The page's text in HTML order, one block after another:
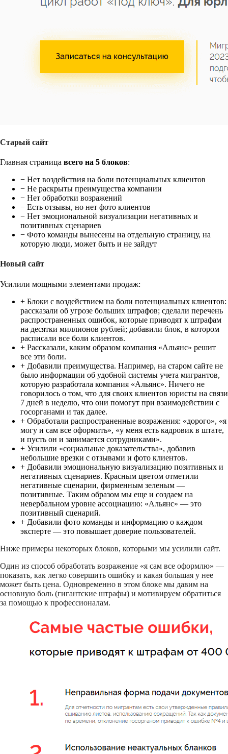
Старый сайт
Главная страница всего на 5 блоков:
− Нет воздействия на боли потенциальных клиентов
− Не раскрыты преимущества компании
− Нет обработки возражений
− Есть отзывы, но нет фото клиентов
− Нет эмоциональной визуализации негативных и
позитивных сценариев
− Фото команды вынесены на отдельную страницу, на
которую люди, может быть и не зайдут
Новый сайт
Усилили мощными элементами продаж:
+ Блоки с воздействием на боли потенциальных клиентов:
рассказали об угрозе больших штрафов; сделали перечень
распространенных ошибок, которые приводят к штрафам
на десятки миллионов рублей; добавили блок, в котором
расписали все боли клиентов.
+ Рассказали, каким образом компания «Альянс» решит
все эти боли.
+ Добавили преимущества. Например, на старом сайте не
было информации об удобной системы учета мигрантов,
которую разработала компания «Альянс». Ничего не
говорилось о том, что для своих клиентов юристы на связи
7 дней в неделю, что они помогут при взаимодействии с
госорганами и так далее.
+ Обработали распространенные возражения: «дорого», «я
могу и сам все оформить», «у меня есть кадровик в штате,
и пусть он и занимается сотрудниками».
+ Усилили «социальные доказательства», добавив
небольшие врезки с отзывами и фото клиентов.
+ Добавили эмоциональную визуализацию позитивных и
негативных сценариев. Красным цветом отметили
негативные сценарии, фирменным зеленым —
позитивные. Таким образом мы еще и создаем на
невербальном уровне ассоциацию: «Альянс» — это
позитивный сценарий.
+ Добавили фото команды и информацию о каждом
эксперте — это повышает доверие пользователей.
Ниже примеры некоторых блоков, которыми мы усилили сайт.
Один из способ обработать возражение «я сам все оформлю» —
показать, как легко совершить ошибку и какая большая у нее
может быть цена. Одновременно в этом блоке мы давим на
основную боль (гигантские штрафы) и мотивируем обратиться
за помощью к профессионалам.